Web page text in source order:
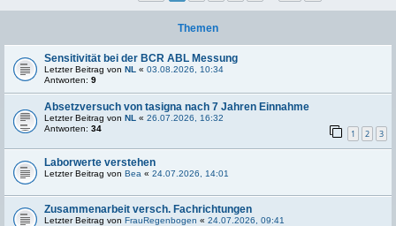
Themen
Sensitivität bei der BCR ABL Messung
Letzter Beitrag von NL « 03.08.2026, 10:34
Antworten: 9
Absetzversuch von tasigna nach 7 Jahren Einnahme
Letzter Beitrag von NL « 26.07.2026, 16:32
Antworten: 34 1 2 3
Laborwerte verstehen
Letzter Beitrag von Bea « 24.07.2026, 14:01
Zusammenarbeit versch. Fachrichtungen
Letzter Beitrag von FrauRegenbogen « 24.07.2026, 09:41